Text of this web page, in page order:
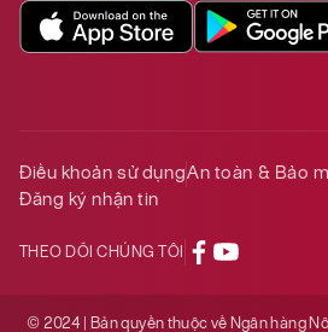
Điều khoản sử dụngAn toàn & Bảo
Đăng ký nhận tin
THEO DÕI CHÚNG TÔI
© 2024 | Bản quyền thuộc về Ngân hàng